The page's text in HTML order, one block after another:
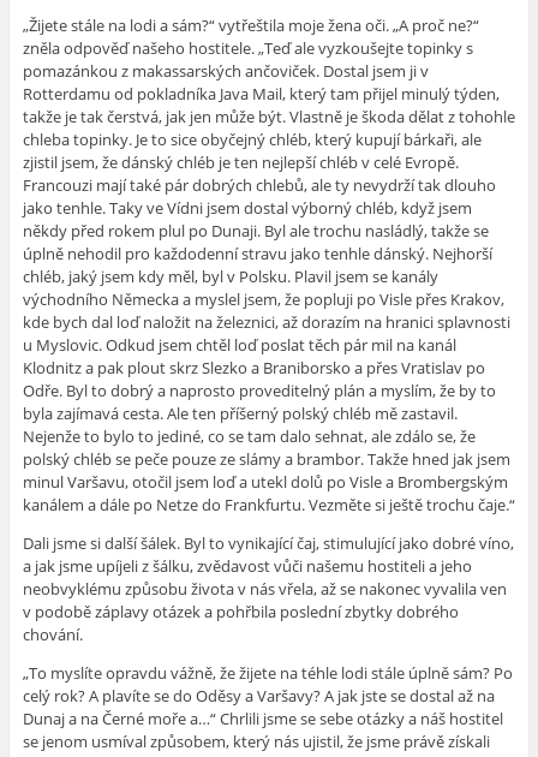
„Žijete stále na lodi a sám?“ vytřeštila moje žena oči. „A proč ne?“
zněla odpověď našeho hostitele. „Teď ale vyzkoušejte topinky s
pomazánkou z makassarských ančoviček. Dostal jsem ji v
Rotterdamu od pokladníka Java Mail, který tam přijel minulý týden,
takže je tak čerstvá, jak jen může být. Vlastně je škoda dělat z tohohle
chleba topinky. Je to sice obyčejný chléb, který kupují bárkaři, ale
zjistil jsem, že dánský chléb je ten nejlepší chléb v celé Evropě.
Francouzi mají také pár dobrých chlebů, ale ty nevydrží tak dlouho
jako tenhle. Taky ve Vídni jsem dostal výborný chléb, když jsem
někdy před rokem plul po Dunaji. Byl ale trochu nasládlý, takže se
úplně nehodil pro každodenní stravu jako tenhle dánský. Nejhorší
chléb, jaký jsem kdy měl, byl v Polsku. Plavil jsem se kanály
východního Německa a myslel jsem, že popluji po Visle přes Krakov,
kde bych dal loď naložit na železnici, až dorazím na hranici splavnosti
u Myslovic. Odkud jsem chtěl loď poslat těch pár mil na kanál
Klodnitz a pak plout skrz Slezko a Braniborsko a přes Vratislav po
Odře. Byl to dobrý a naprosto proveditelný plán a myslím, že by to
byla zajímavá cesta. Ale ten příšerný polský chléb mě zastavil.
Nejenže to bylo to jediné, co se tam dalo sehnat, ale zdálo se, že
polský chléb se peče pouze ze slámy a brambor. Takže hned jak jsem
minul Varšavu, otočil jsem loď a utekl dolů po Visle a Brombergským
kanálem a dále po Netze do Frankfurtu. Vezměte si ještě trochu čaje.“
Dali jsme si další šálek. Byl to vynikající čaj, stimulující jako dobré víno,
a jak jsme upíjeli z šálku, zvědavost vůči našemu hostiteli a jeho
neobvyklému způsobu života v nás vřela, až se nakonec vyvalila ven
v podobě záplavy otázek a pohřbila poslední zbytky dobrého
chování.
„To myslíte opravdu vážně, že žijete na téhle lodi stále úplně sám? Po
celý rok? A plavíte se do Oděsy a Varšavy? A jak jste se dostal až na
Dunaj a na Černé moře a…“ Chrlili jsme se sebe otázky a náš hostitel
se jenom usmíval způsobem, který nás ujistil, že jsme právě získali